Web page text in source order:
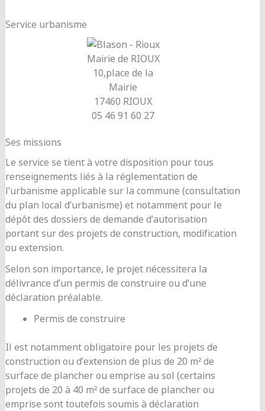
Service urbanisme
Mairie de RIOUX
10,place de la
Mairie
17460 RIOUX
05 46 91 60 27
Ses missions
Le service se tient à votre disposition pour tous
renseignements liés à la réglementation de
l’urbanisme applicable sur la commune (consultation
du plan local d’urbanisme) et notamment pour le
dépôt des dossiers de demande d’autorisation
portant sur des projets de construction, modification
ou extension.
Selon son importance, le projet nécessitera la
délivrance d’un permis de construire ou d’une
déclaration préalable.
Permis de construire
Il est notamment obligatoire pour les projets de
construction ou d’extension de plus de 20 m² de
surface de plancher ou emprise au sol (certains
projets de 20 à 40 m² de surface de plancher ou
emprise sont toutefois soumis à déclaration